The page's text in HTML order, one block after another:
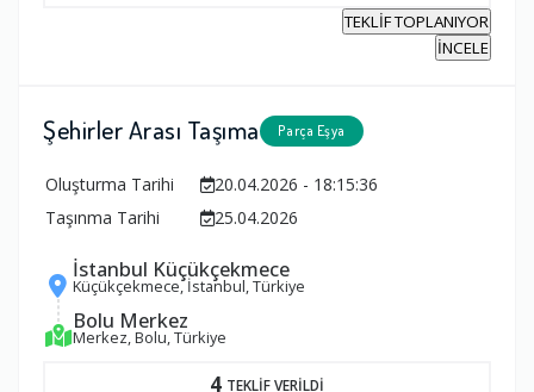
TEKLİF TOPLANIYOR
İNCELE
Şehirler Arası Taşıma Parça Eşya
Oluşturma Tarihi
20.04.2026 - 18:15:36
Taşınma Tarihi
25.04.2026
İstanbul Küçükçekmece
Küçükçekmece, İstanbul, Türkiye
Bolu Merkez
Merkez, Bolu, Türkiye
4 TEKLİF VERİLDİ